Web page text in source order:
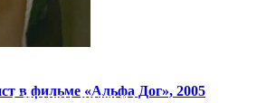
Смотреть видео на
в фильме «Альфа Дог», 2005